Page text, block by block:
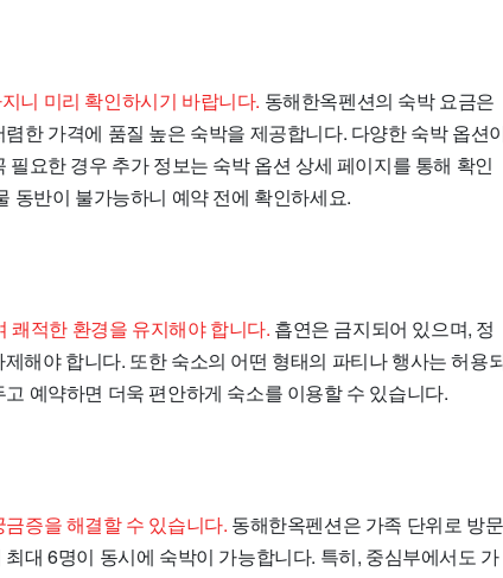
니 미리 확인하시기 바랍니다. 동해한옥펜션의 숙박 요금은
한 가격에 품질 높은 숙박을 제공합니다. 다양한 숙박 옵션
요한 경우 추가 정보는 숙박 옵션 상세 페이지를 통해 확인
동반이 불가능하니 예약 전에 확인하세요.
쾌적한 환경을 유지해야 합니다. 흡연은 금지되어 있으며, 정
해야 합니다. 또한 숙소의 어떤 형태의 파티나 행사는 허용
예약하면 더욱 편안하게 숙소를 이용할 수 있습니다.
증을 해결할 수 있습니다. 동해한옥펜션은 가족 단위로 방문
대 6명이 동시에 숙박이 가능합니다. 특히, 중심부에서도 가